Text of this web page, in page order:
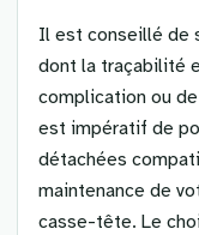
Il est conseillé de
dont la traçabilité
complication ou
est impératif de
détachées
maintenance de
casse-tête. Le